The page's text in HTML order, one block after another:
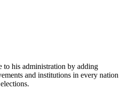
to his administration by adding
and institutions in every nation